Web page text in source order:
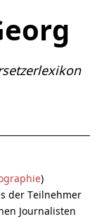
)
der Teilnehmer
Journalisten